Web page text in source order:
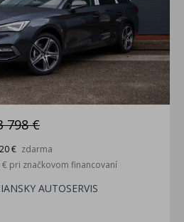
798 €
€ zdarma
€ pri značkovom financovaní
AUTOSERVIS